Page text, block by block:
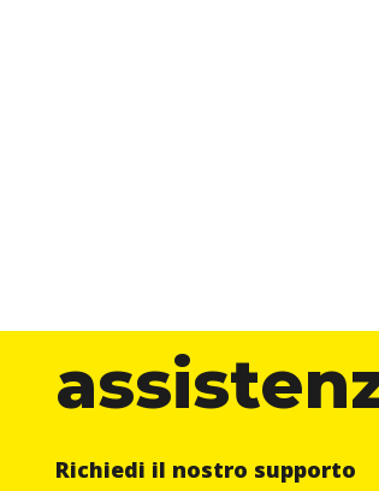
Richiedi il nostro supporto